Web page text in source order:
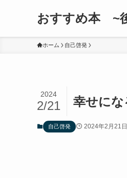
おすすめ本 ~
ホーム 自己啓発
幸せに
2024
2/21
自己啓発 2024年2月21日